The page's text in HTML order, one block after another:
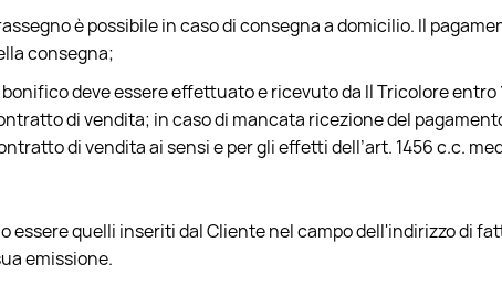
è possibile in caso di consegna a domicilio. Il
consegna;
deve essere effettuato e ricevuto da Il Tricolore entro
di vendita; in caso di mancata ricezione del
di vendita ai sensi e per gli effetti dell’art. 1456 c.c.
essere quelli inseriti dal Cliente nel campo dell'indirizzo di
emissione.